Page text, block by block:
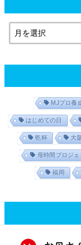
MJプロ養
はじめての日
乾杯 大
母時間プロジェ
福岡